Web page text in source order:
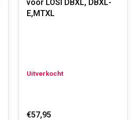
voor LOSI DBXL, DBXL-
E,MTXL
Uitverkocht
€57,95